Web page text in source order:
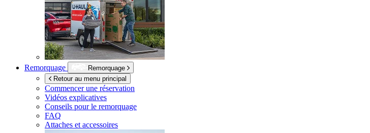
Remorquage
Remorquage
Retour au menu principal
Commencer une réservation
Vidéos explicatives
Conseils pour le remorquage
FAQ
Attaches et accessoires